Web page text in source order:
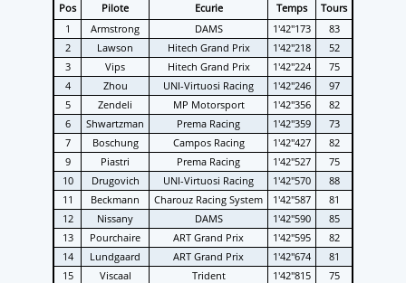
Pos
Pilote Ecurie Temps
Tours
1
Armstrong DAMS 1'42''173
83
2
Lawson Hitech Grand Prix 1'42''218
52
3
Vips Hitech Grand Prix 1'42''224
75
4
Zhou UNI-Virtuosi Racing 1'42''246
97
5
Zendeli MP Motorsport 1'42''356
82
6
Shwartzman Prema Racing 1'42''359
73
7
Boschung Campos Racing 1'42''427
82
9
Piastri Prema Racing 1'42''527
75
10
Drugovich UNI-Virtuosi Racing 1'42''570
88
11
Beckmann Charouz Racing System 1'42''587
81
12
Nissany DAMS 1'42''590
85
13
Pourchaire ART Grand Prix 1'42''595
82
14
Lundgaard ART Grand Prix 1'42''674
81
15
Viscaal Trident 1'42''815
75